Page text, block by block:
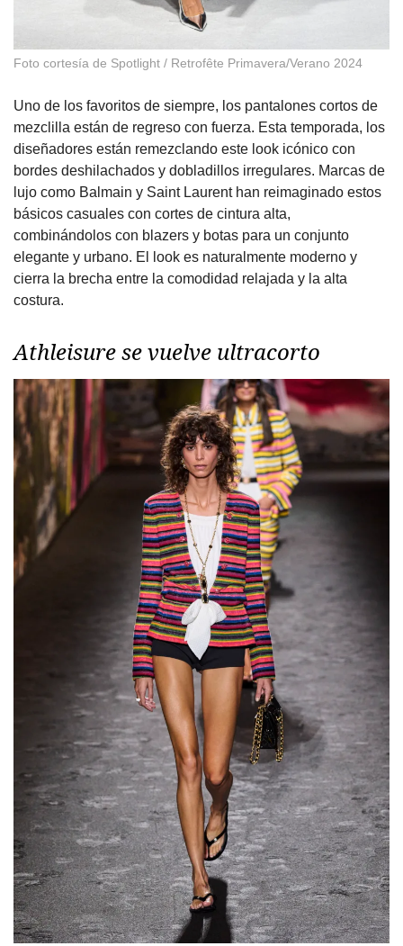
Foto cortesía de Spotlight / Retrofête Primavera/Verano 2024
Uno de los favoritos de siempre, los pantalones cortos de
mezclilla están de regreso con fuerza. Esta temporada, los
diseñadores están remezclando este look icónico con
bordes deshilachados y dobladillos irregulares. Marcas de
lujo como Balmain y Saint Laurent han reimaginado estos
básicos casuales con cortes de cintura alta,
combinándolos con blazers y botas para un conjunto
elegante y urbano. El look es naturalmente moderno y
cierra la brecha entre la comodidad relajada y la alta
costura.
Athleisure se vuelve ultracorto